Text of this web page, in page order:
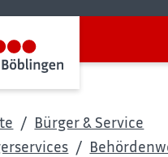
Bürger & Service